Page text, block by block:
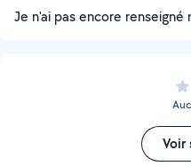
Je n'ai pas encore
Voir